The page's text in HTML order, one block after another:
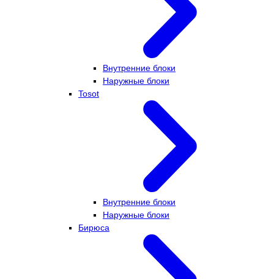
Внутренние блоки
Наружные блоки
Tosot
Внутренние блоки
Наружные блоки
Бирюса